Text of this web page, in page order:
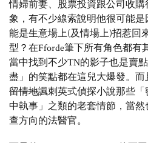
情婦前妻、股票投資跟公司收
象，有不少線索說明他很可能
能是生意場上(及情場上)招惹回
型？在Fforde筆下所有角色都有
當中找到不少TN的影子也是賣
盡」的笑點都在這兒大爆發。
留情地諷刺英式偵探小說那些
中執事」之類的老套情節，當
查方向的法醫官。